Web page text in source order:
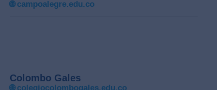
🌐campoalegre.edu.co
Colombo Gales
🌐colegiocolombogales.edu.co